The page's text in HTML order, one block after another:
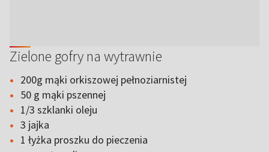
Zielone gofry na wytrawnie
200g mąki orkiszowej pełnoziarnistej
50 g mąki pszennej
1/3 szklanki oleju
3 jajka
1 łyżka proszku do pieczenia